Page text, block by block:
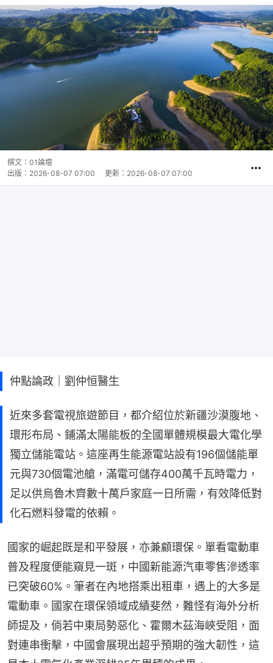
撰文： 01論壇
出版： 2026-08-07 07:00 更新： 2026-08-07 07:00
仲點論政｜劉仲恒醫生
近來多套電視旅遊節目，都介紹位於新疆沙漠腹地、
環形布局、鋪滿太陽能板的全國單體規模最大電化學
獨立儲能電站。這座再生能源電站設有196個儲能單
元與730個電池艙，滿電可儲存400萬千瓦時電力，
足以供烏魯木齊數十萬戶家庭一日所需，有效降低對
化石燃料發電的依賴。
國家的崛起既是和平發展，亦兼顧環保。單看電動車
普及程度便能窺見一斑，中國新能源汽車零售滲透率
已突破60%。筆者在內地搭乘出租車，遇上的大多是
電動車。國家在環保領域成績斐然，難怪有海外分析
師提及，倘若中東局勢惡化、霍爾木茲海峽受阻，面
對連串衝擊，中國會展現出超乎預期的強大韌性，這